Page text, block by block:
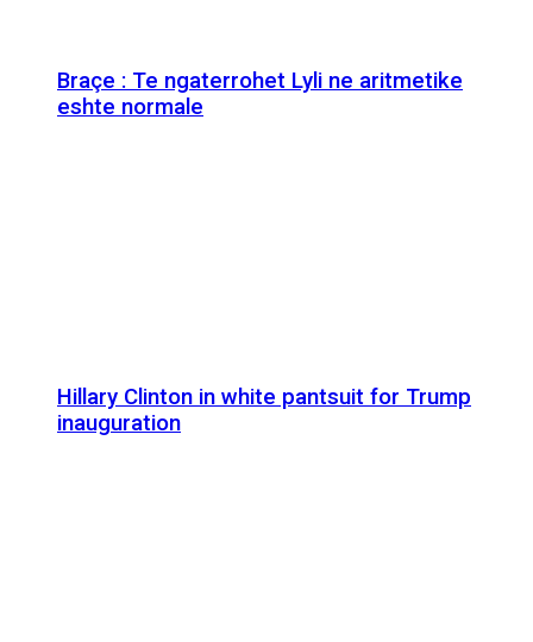
Braçe : Te ngaterrohet Lyli ne aritmetike
eshte normale
Hillary Clinton in white pantsuit for Trump
inauguration